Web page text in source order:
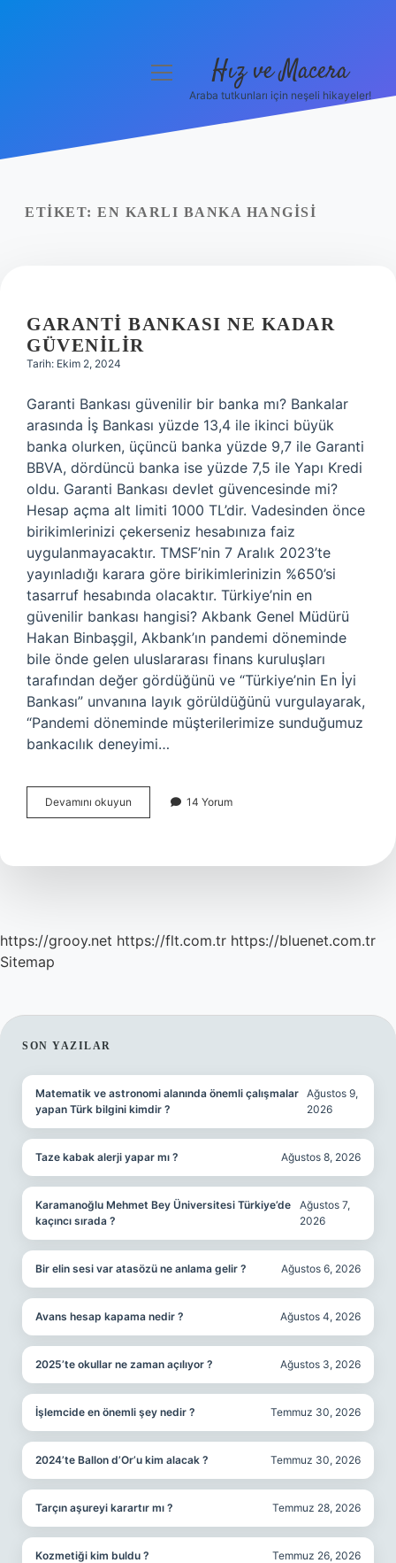
Yasal Uyarı
menüyü
Hız ve Macera
Araba tutkunları için neşeli hikayeler!
ETIKET: EN KARLI BANKA HANGISI
GARANTI BANKASI NE KADAR
GÜVENILIR
Tarih: Ekim 2, 2024
Garanti Bankası güvenilir bir banka mı? Bankalar
arasında İş Bankası yüzde 13,4 ile ikinci büyük
banka olurken, üçüncü banka yüzde 9,7 ile Garanti
BBVA, dördüncü banka ise yüzde 7,5 ile Yapı Kredi
oldu. Garanti Bankası devlet güvencesinde mi?
Hesap açma alt limiti 1000 TL’dir. Vadesinden önce
birikimlerinizi çekerseniz hesabınıza faiz
uygulanmayacaktır. TMSF’nin 7 Aralık 2023’te
yayınladığı karara göre birikimlerinizin %650’si
tasarruf hesabında olacaktır. Türkiye’nin en
güvenilir bankası hangisi? Akbank Genel Müdürü
Hakan Binbaşgil, Akbank’ın pandemi döneminde
bile önde gelen uluslararası finans kuruluşları
tarafından değer gördüğünü ve “Türkiye’nin En İyi
Bankası” unvanına layık görüldüğünü vurgulayarak,
“Pandemi döneminde müşterilerimize sunduğumuz
bankacılık deneyimi…
Devamını okuyun
Bankası
Güvenilir
14 Yorum
https://grooy.net https://flt.com.tr https://bluenet.com.tr
Sitemap
SIDEBAR
SON YAZILAR
Matematik ve astronomi alanında önemli çalışmalar
yapan Türk bilgini kimdir ?
Ağustos 9,
2026
Taze kabak alerji yapar mı ? Ağustos 8, 2026
Karamanoğlu Mehmet Bey Üniversitesi Türkiye’de
kaçıncı sırada ?
Ağustos 7,
2026
Bir elin sesi var atasözü ne anlama gelir ? Ağustos 6, 2026
Avans hesap kapama nedir ? Ağustos 4, 2026
2025’te okullar ne zaman açılıyor ? Ağustos 3, 2026
İşlemcide en önemli şey nedir ? Temmuz 30, 2026
2024’te Ballon d’Or’u kim alacak ? Temmuz 30, 2026
Tarçın aşureyi karartır mı ? Temmuz 28, 2026
Kozmetiği kim buldu ? Temmuz 26, 2026